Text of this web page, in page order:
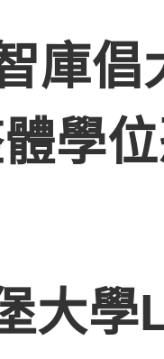
庫倡
學
大